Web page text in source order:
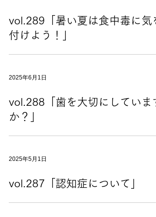
vol.289「暑い夏は食中毒に気
付けよう！」
2025年6月1日
vol.288「歯を大切にしていま
か？」
2025年5月1日
vol.287「認知症について」